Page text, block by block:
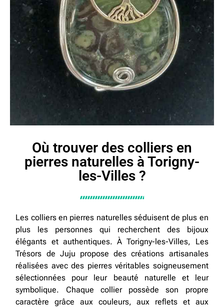
Où trouver des colliers en
pierres naturelles à Torigny-
les-Villes ?
Les colliers en pierres naturelles séduisent de plus en
plus les personnes qui recherchent des bijoux
élégants et authentiques. À Torigny-les-Villes, Les
Trésors de Juju propose des créations artisanales
réalisées avec des pierres véritables soigneusement
sélectionnées pour leur beauté naturelle et leur
symbolique. Chaque collier possède son propre
caractère grâce aux couleurs, aux reflets et aux